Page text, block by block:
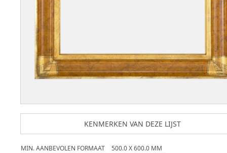
KENMERKEN VAN DEZE LIJST
MIN. AANBEVOLEN FORMAAT 500.0X600.0 MM